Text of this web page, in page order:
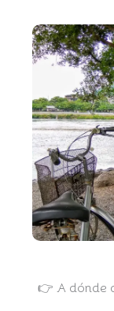
👉 A dónde